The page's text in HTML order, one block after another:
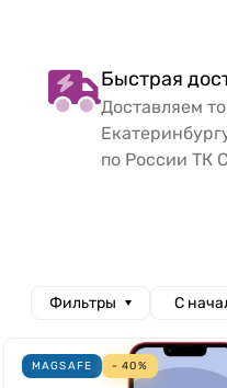
Быстрая
Доставляем
по России ТК
Фильтры С
MAGSAFE - 40%